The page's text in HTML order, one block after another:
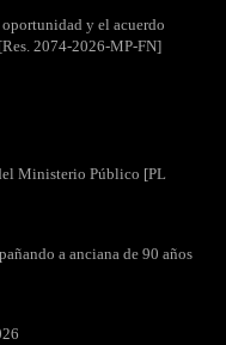
y el acuerdo
2074-2026-MP-FN]
Ministerio Público [PL
a anciana de 90 años